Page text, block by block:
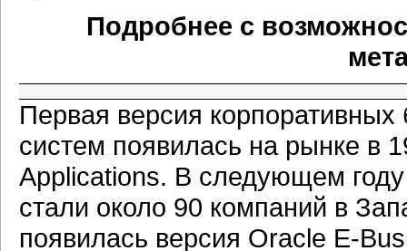
Подробнее с
Первая версия
систем появилась на рынке в
Applications. В следующем
стали около 90 компаний в
появилась версия Oracle E-